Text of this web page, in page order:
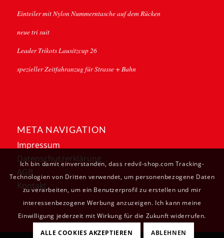
Einteiler mit Nylon Nummerntasche auf dem Rücken
neue tri suit
Leader Trikots Lausitzcup 26
spezieller Zeitfahranzug für Strasse + Bahn
META NAVIGATION
Impressum
Datenschutzerklärung
AGB
Kontakt
Ich bin damit einverstanden, dass redvil-shop.com Tracking-
Technologien von Dritten verwendet, um personenbezogene Daten
zu verarbeiten, um ein Benutzerprofil zu erstellen und mir
interessenbezogene Werbung anzuzeigen. Ich kann meine
Einwilligung jederzeit mit Wirkung für die Zukunft widerrufen.
ALLE COOKIES AKZEPTIEREN ABLEHNEN